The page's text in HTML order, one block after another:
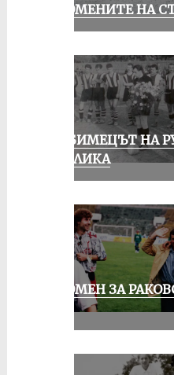
СПОМЕНИТЕ НА
ЛЮБИМЕЦЪТ НА
ПУБЛИКА
СПОМЕН ЗА